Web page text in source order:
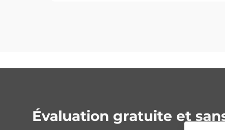
Évaluation gratuite et